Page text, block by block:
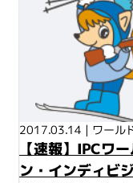
2017.03.14 | ワール
【速報】IPCワ
ン・インディビ